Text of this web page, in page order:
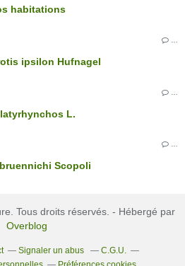
habitations
ipsilon Hufnagel
L.
Scopoli
Tous droits réservés. - Hébergé par
Overblog
Signaler un abus
C.G.U.